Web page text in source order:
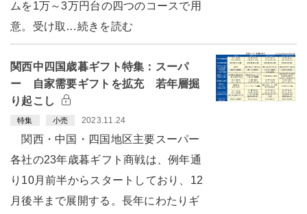
ムを1万～3万円台の四つのコースで用
意。受け取…続きを読む
関西中四国歳暮ギフト特集：スーパ
ー 自家需要ギフトを拡充 若年層掘
り起こし
特集 小売 2023.11.24
関西・中国・四国地区主要スーパー
各社の23年歳暮ギフト商戦は、例年通
り10月前半からスタートしており、12
月後半まで展開する。長年にわたりギ